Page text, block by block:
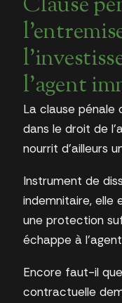
l’agent
La clause pénale
dans le droit de
nourrit d’ailleurs
Instrument de
indemnitaire, elle
une protection
échappe à
Encore faut-il
contractuelle